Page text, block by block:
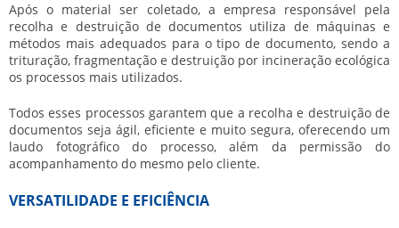
Após o material ser coletado, a empresa responsável pela
recolha e destruição de documentos utiliza de máquinas e
métodos mais adequados para o tipo de documento, sendo a
trituração, fragmentação e destruição por incineração ecológica
os processos mais utilizados.
Todos esses processos garantem que a recolha e destruição de
documentos seja ágil, eficiente e muito segura, oferecendo um
laudo fotográfico do processo, além da permissão do
acompanhamento do mesmo pelo cliente.
VERSATILIDADE E EFICIÊNCIA